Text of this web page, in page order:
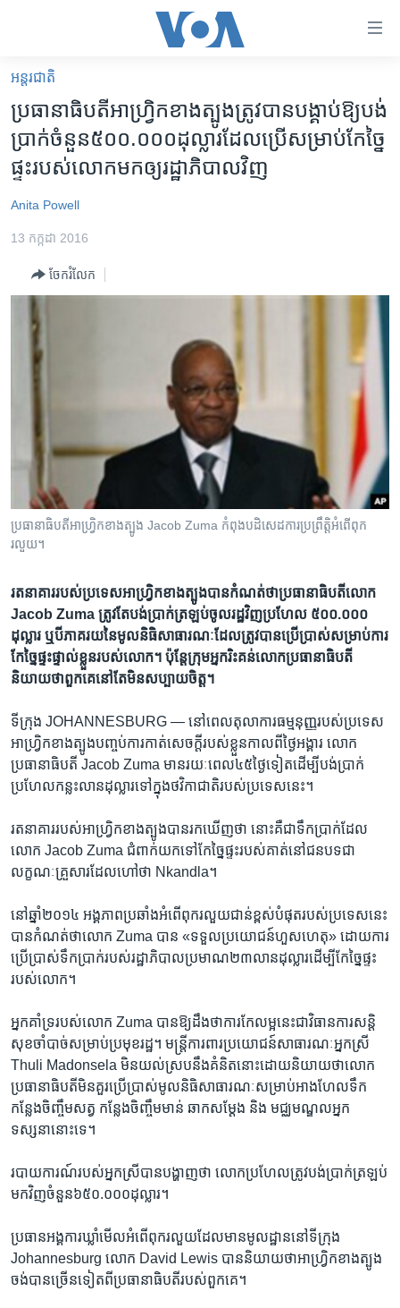
គេហទំព័រ​
ទាក់ទង
រំលង​
និង​
ចូល​
ទំព័រ​
ព័ត៌មាន​​
រំលង​
ទៅ​
កាន់​
ទំព័រ​
រក
អន្តរជាតិ
អាមេរិក
ព្រឹត្តិការណ៍ព័ត៌មាន
ទូរទស្សន៍ / វីដេអូ​
វិទ្យុ / ផតខាសថ៍
អន្តរជាតិ
ប្រធានាធិបតី​អាហ្វ្រិក​ខាង​ត្បូង​ត្រូវ​បាន​បង្គាប់​ឱ្យ​បង់​
ប្រាក់​ចំនួន​៥០០.០០០​ដុល្លារ​ដែល​ប្រើ​សម្រាប់​កែច្នៃ​
ផ្ទះ​របស់​លោក​មក​ឲ្យរដ្ឋាភិបាល​វិញ
Anita Powell
13 កក្កដា 2016
ចែករំលែក
ប្រធានាធិបតី​អាហ្រ្វិក​ខាង​ត្បូង Jacob Zuma កំពុងបដិសេដការប្រព្រឹត្តិអំពើពុក
រលួយ។
រតនាគារ​របស់​ប្រទេស​អាហ្វ្រិក​ខាង​ត្បូង​បាន​កំណត់​ថា​ប្រធានាធិបតី​លោក​
Jacob ​Zuma ​​ត្រូវ​តែ​បង់​ប្រាក់​ត្រឡប់​ចូល​រដ្ឋ​វិញ​ប្រហែល​ ៥០០.០០០​
ដុល្លារ ​ឬ​បី​ភាគរយ​នៃ​មូលនិធិ​សាធារណៈ​ដែល​ត្រូវ​បាន​ប្រើប្រាស់​សម្រាប់​ការ​
កែ​ច្នៃ​ផ្ទះ​ផ្ទាល់​ខ្លួន​របស់​លោក។ ប៉ុន្តែ​ក្រុម​អ្នក​រិះគន់​លោក​ប្រធានាធិបតី​
និយាយ​ថា​ពួក​គេ​នៅ​តែ​មិន​សប្បាយ​ចិត្ត។
ទីក្រុង JOHANNESBURG — នៅ​ពេល​តុលាការ​ធម្មនុញ្ញ​របស់​ប្រទេស​
អាហ្វ្រិក​ខាង​ត្បូង​បញ្ចប់​ការ​កាត់​សេចក្តី​របស់​ខ្លួន​កាល​ពី​ថ្ងៃ​អង្គារ​ លោក​
ប្រធានាធិបតី​ Jacob ​Zuma​ មាន​រយៈពេល​៤៥​ថ្ងៃ​ទៀត​ដើម្បី​បង់​ប្រាក់​
ប្រហែល​កន្លះ​លាន​ដុល្លារ​ទៅ​ក្នុង​ថវិកា​ជាតិ​របស់​ប្រទេស​នេះ។​
រតនាគារ​របស់​អាហ្វ្រិក​ខាង​ត្បូង​បាន​រក​ឃើញ​ថា ​នោះ​គឺ​ជា​ទឹក​ប្រាក់​ដែល​
លោក​ Jacob Zuma ​ជំពាក់​យក​ទៅ​កែ​ច្នៃ​ផ្ទះ​របស់​គាត់​នៅ​ជនបទ​ជា​
លក្ខណៈ​គ្រួសារ​ដែល​ហៅ​ថា​ Nkandla។
នៅ​ឆ្នាំ​២០១៤​ អង្គភាពប្រឆាំងអំពើពុក​រលួយជាន់ខ្ពស់បំផុតរបស់ប្រទេសនេះ
បានកំណត់ថាលោ​ក ​Zuma បាន ​«ទទួលប្រយោជន៍ហួសហេតុ» ដោយការ
ប្រើប្រាស់ទឹកប្រាក់របស់រដ្ឋាភិបាល​ប្រមាណ២៣លានដុល្លារដើម្បីកែ​ច្នៃ​ផ្ទះ​
របស់​លោក។
អ្នក​គាំទ្រ​របស់​លោក​ Zuma​ បាន​ឱ្យ​ដឹង​ថា​ការ​កែ​លម្អ​នេះ​ជា​វិធានការ​សន្តិ
សុខ​ចាំបាច់​សម្រាប់​ប្រមុខ​រដ្ឋ។ មន្រ្តី​ការពារ​ប្រយោជន៍​សាធារណៈ​អ្នកស្រី​
Thuli ​Madonsela មិន​យល់​ស្រប​នឹង​គំនិត​នោះ​ដោយ​និយាយ​ថា​លោក​
ប្រធានាធិបតី​មិន​គួរ​ប្រើប្រាស់​មូលនិធិ​សាធារណៈ​សម្រាប់​អាង​ហែល​ទឹក
កន្លែង​ចិញ្ចឹម​សត្វ កន្លែង​ចិញ្ចឹម​មាន់ ឆាក​សម្តែង និង មជ្ឈមណ្ឌល​អ្នក​
ទស្សនា​នោះ​ទេ។
របាយការណ៍​របស់​អ្នក​ស្រី​បាន​បង្ហាញ​ថា​ លោក​ប្រហែល​ត្រូវ​បង់​ប្រាក់​ត្រឡប់​
មក​វិញ​ចំនួន​៦៥០.០០០​ដុល្លារ។
ប្រធាន​អង្គការ​ឃ្លាំមើល​អំពើ​ពុករលួយ​ដែល​មាន​មូលដ្ឋាន​នៅ​ទី​ក្រុង​
Johannesburg ​លោក ​David​ Lewis ​បាន​និយាយ​ថា​អាហ្វ្រិក​ខាង​ត្បូង​
ចង់​បាន​ច្រើន​ទៀត​ពី​ប្រធានាធិបតី​របស់​ពួក​គេ។